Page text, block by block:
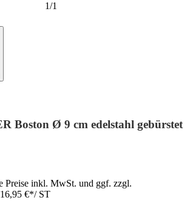
1/1
Boston Ø 9 cm edelstahl gebürstet
inkl. MwSt. und ggf. zzgl.
16,95 €*/ ST